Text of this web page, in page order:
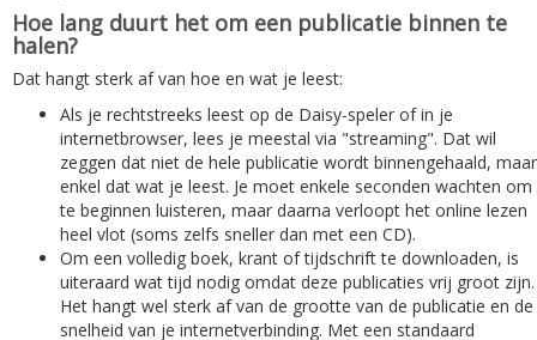
Hoe lang duurt het om een publicatie binnen te
halen?
Dat hangt sterk af van hoe en wat je leest:
Als je rechtstreeks leest op de Daisy-speler of in je
internetbrowser, lees je meestal via "streaming". Dat wil
zeggen dat niet de hele publicatie wordt binnengehaald, maar
enkel dat wat je leest. Je moet enkele seconden wachten om
te beginnen luisteren, maar daarna verloopt het online lezen
heel vlot (soms zelfs sneller dan met een CD).
Om een volledig boek, krant of tijdschrift te downloaden, is
uiteraard wat tijd nodig omdat deze publicaties vrij groot zijn.
Het hangt wel sterk af van de grootte van de publicatie en de
snelheid van je internetverbinding. Met een standaard